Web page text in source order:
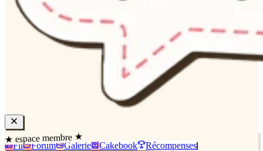
★ espace membre ★
Fil Forum Galerie Cakebook Récompenses